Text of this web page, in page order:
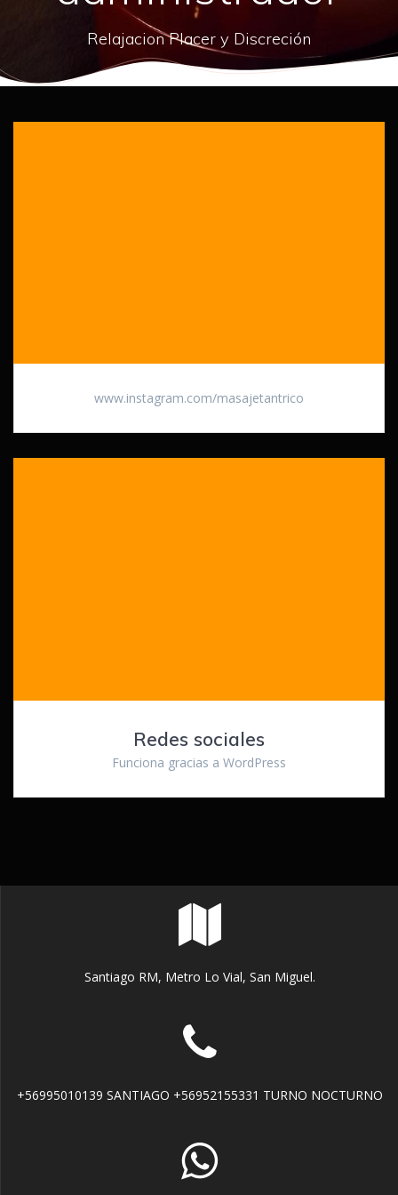
Relajacion Placer y Discreción
www.instagram.com/masajetantrico
Redes sociales
Funciona gracias a WordPress
Santiago RM, Metro Lo Vial, San Miguel.
+56995010139 SANTIAGO +56952155331 TURNO NOCTURNO